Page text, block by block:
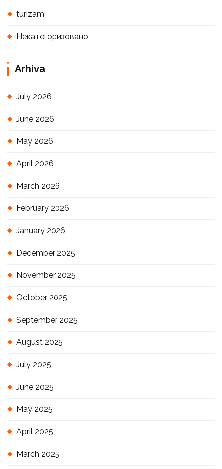
turizam
Некатегоризовано
Arhiva
July 2026
June 2026
May 2026
April 2026
March 2026
February 2026
January 2026
December 2025
November 2025
October 2025
September 2025
August 2025
July 2025
June 2025
May 2025
April 2025
March 2025